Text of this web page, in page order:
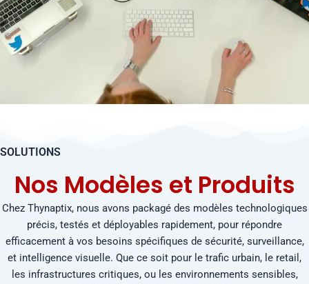
SOLUTIONS
Nos Modèles et Produits
Chez Thynaptix, nous avons packagé des modèles technologiques
précis, testés et déployables rapidement, pour répondre
efficacement à vos besoins spécifiques de sécurité, surveillance,
et intelligence visuelle. Que ce soit pour le trafic urbain, le retail,
les infrastructures critiques, ou les environnements sensibles,